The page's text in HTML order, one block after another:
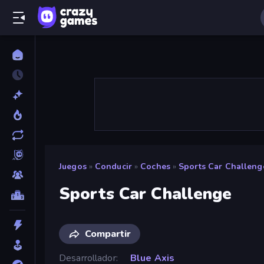
Juegos » Conducir » Coches » Sports Car
Sports Car Challenge
Compartir
Desarrollador
Blue Axis